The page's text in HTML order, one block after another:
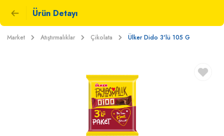
Ürün Detayı
Market Atıştırmalıklar Çikolata Ülker Dido 3'lü 105 G